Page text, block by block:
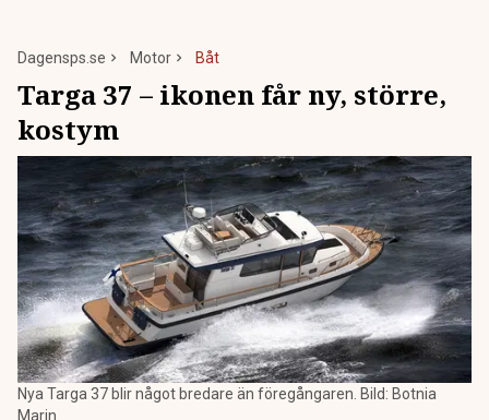
Dagensps.se Motor Båt
Targa 37 – ikonen får ny, större,
kostym
Nya Targa 37 blir något bredare än föregångaren. Bild: Botnia
Marin.